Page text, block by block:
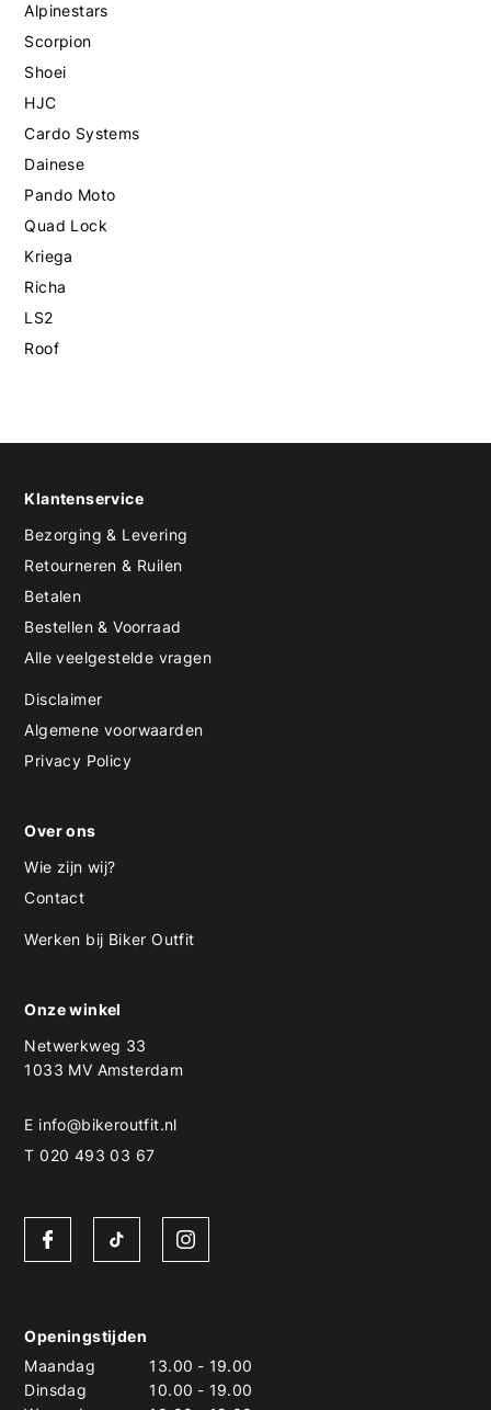
Alpinestars
Scorpion
Shoei
HJC
Cardo Systems
Dainese
Pando Moto
Quad Lock
Kriega
Richa
LS2
Roof
Klantenservice
Bezorging & Levering
Retourneren & Ruilen
Betalen
Bestellen & Voorraad
Alle veelgestelde vragen
Disclaimer
Algemene voorwaarden
Privacy Policy
Over ons
Wie zijn wij?
Contact
Werken bij Biker Outfit
Onze winkel
Netwerkweg 33
1033 MV Amsterdam
E info@bikeroutfit.nl
T 020 493 03 67
Openingstijden
Maandag
13.00 - 19.00
Dinsdag
10.00 - 19.00